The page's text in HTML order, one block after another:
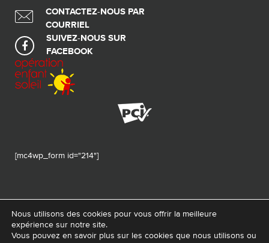
CONTACTEZ-NOUS PAR
COURRIEL
SUIVEZ-NOUS SUR
FACEBOOK
[mc4wp_form id="214"]
© 2026 Tous droits réservés - Fondation de ma vie – Pour la santé de la
Nous utilisons des cookies pour vous offrir la meilleure
expérience sur notre site.
Vous pouvez en savoir plus sur les cookies que nous utilisons ou